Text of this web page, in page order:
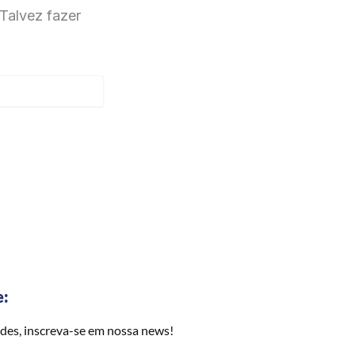
fazer
inscreva-se em nossa news!